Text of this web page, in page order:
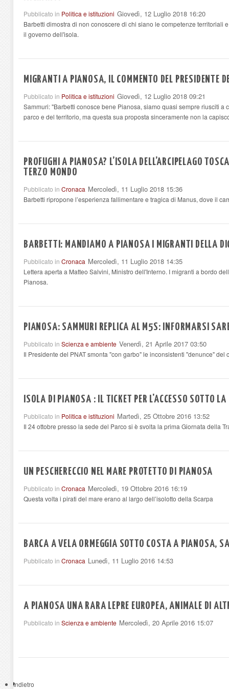
Pubblicato in Politica e istituzioni Giovedì, 12 Luglio 2018 16:20
Barbetti dimostra di non conoscere di chi siano le competenze territoriali
il governo dell'isola.
MIGRANTI A PIANOSA, IL COMMENTO DEL PRESIDENTE
Pubblicato in Politica e istituzioni Giovedì, 12 Luglio 2018 09:21
Sammuri: "Barbetti conosce bene Pianosa, siamo quasi sempre riusciti a
parco e del territorio, ma questa sua proposta sinceramente non la
PROFUGHI A PIANOSA? L’ISOLA DELL’ARCIPELAGO
TERZO MONDO
Pubblicato in Cronaca Mercoledì, 11 Luglio 2018 15:36
Barbetti ripropone l’esperienza fallimentare e tragica di Manus, dove il
BARBETTI: MANDIAMO A PIANOSA I MIGRANTI DELLA
Pubblicato in Cronaca Mercoledì, 11 Luglio 2018 14:35
Lettera aperta a Matteo Salvini, Ministro dell'Interno. I migranti a bordo
Pianosa.
PIANOSA: SAMMURI REPLICA AL M5S: INFORMARSI
Pubblicato in Scienza e ambiente Venerdì, 21 Aprile 2017 03:50
Il Presidente del PNAT smonta "con garbo" le inconsistenti "denunce" del
ISOLA DI PIANOSA : IL TICKET PER L'ACCESSO SOTTO
Pubblicato in Politica e istituzioni Martedì, 25 Ottobre 2016 13:52
Il 24 ottobre presso la sede del Parco si è svolta la prima Giornata della
UN PESCHERECCIO NEL MARE PROTETTO DI PIANOSA
Pubblicato in Cronaca Mercoledì, 19 Ottobre 2016 16:19
Questa volta i pirati del mare erano al largo dell’isolotto della Scarpa
BARCA A VELA ORMEGGIA SOTTO COSTA A PIANOSA,
Pubblicato in Cronaca Lunedì, 11 Luglio 2016 14:53
A PIANOSA UNA RARA LEPRE EUROPEA, ANIMALE DI
Pubblicato in Scienza e ambiente Mercoledì, 20 Aprile 2016 15:07
Indietro